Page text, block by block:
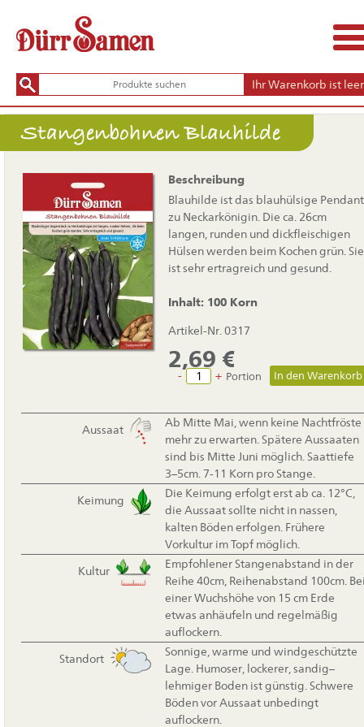
Ihr Warenkorb ist
Stangenbohnen Blauhilde
Beschreibung
Blauhilde ist das blauhülsige Pendant
zu Neckarkönigin. Die ca. 26cm
langen, runden und dickfleischigen
Hülsen werden beim Kochen grün. Sie
ist sehr ertragreich und gesund.
Inhalt: 100 Korn
Artikel-Nr. 0317
2,69 €
- + Portion
Aussaat
Ab Mitte Mai, wenn keine Nachtfröste
mehr zu erwarten. Spätere Aussaaten
sind bis Mitte Juni möglich. Saattiefe
3–5cm. 7-11 Korn pro Stange.
Keimung
Die Keimung erfolgt erst ab ca. 12°C,
die Aussaat sollte nicht in nassen,
kalten Böden erfolgen. Frühere
Vorkultur im Topf möglich.
Kultur
Empfohlener Stangenabstand in der
Reihe 40cm, Reihenabstand 100cm.
einer Wuchshöhe von 15 cm Erde
etwas anhäufeln und regelmäßig
auflockern.
Standort
Sonnige, warme und windgeschützte
Lage. Humoser, lockerer, sandig–
lehmiger Boden ist günstig. Schwere
Böden vor Aussaat unbedingt
auflockern.